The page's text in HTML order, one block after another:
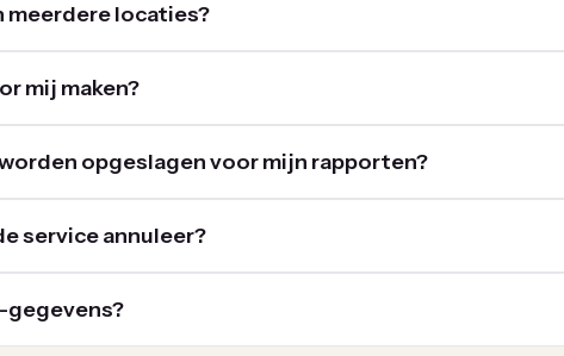
meerdere locaties?
mij maken?
opgeslagen voor mijn rapporten?
service annuleer?
gegevens?